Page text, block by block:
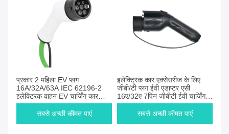
प्रकार 2 महिला EV प्लग
16A/32A/63A IEC 62196-2
इलेक्ट्रिक वाहन EV चार्जिंग कार
साइड प्लग के लिए महिला EV कनेक्टर
सबसे अच्छी कीमत पाएं
इलेक्ट्रिक कार एक्सेसरीज के लिए
जीबी/टी प्लग ईवी एडाप्टर एसी
16ए/32ए 7पिन जीबीटी ईवी चार्जिंग
प्लग ईवीएसई चार्जर कनेक्टर
सबसे अच्छी कीमत पाएं